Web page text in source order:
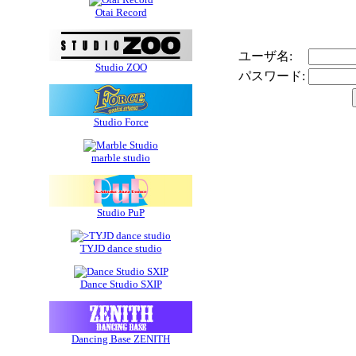
Otai Record
Studio ZOO
Studio Force
marble studio
Studio PuP
TYJD dance studio
Dance Studio SXIP
Dancing Base ZENITH
ユーザ名:
パスワード: